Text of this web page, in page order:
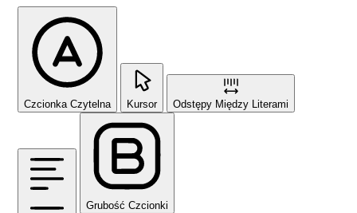
Czcionka Czytelna Kursor Odstępy Między Literami
Grubość Czcionki